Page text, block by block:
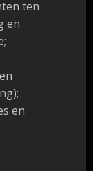
ten
en
en